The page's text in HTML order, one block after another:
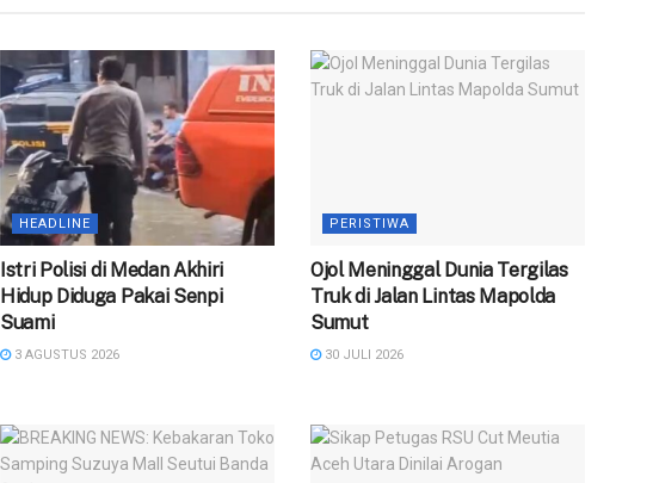
HEADLINE
‎Istri Polisi di Medan Akhiri
Hidup Diduga Pakai Senpi
Suami
3 AGUSTUS 2026
PERISTIWA
Ojol Meninggal Dunia Tergilas
Truk di Jalan Lintas Mapolda
Sumut
30 JULI 2026